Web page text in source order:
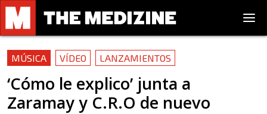
MÚSICA VÍDEO LANZAMIENTOS
‘Cómo le explico’ junta a
Zaramay y C.R.O de nuevo